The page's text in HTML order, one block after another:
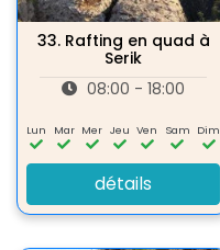
33. Rafting en quad à
Serik
08:00 - 18:00
Lun Mar Mer Jeu Ven Sam Dim
détails